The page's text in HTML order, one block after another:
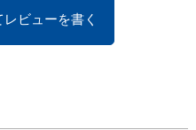
ビューを書く